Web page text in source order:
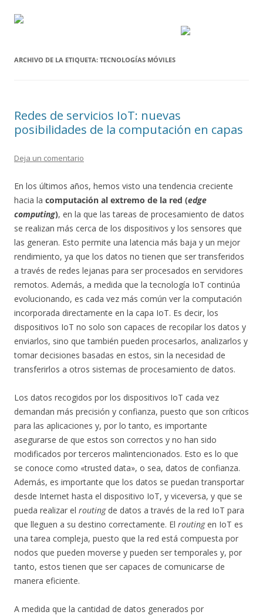
ARCHIVO DE LA ETIQUETA: TECNOLOGÍAS MÓVILES
Redes de servicios IoT: nuevas
posibilidades de la computación en capas
Deja un comentario
En los últimos años, hemos visto una tendencia creciente
hacia la computación al extremo de la red (edge
computing), en la que las tareas de procesamiento de datos
se realizan más cerca de los dispositivos y los sensores que
las generan. Esto permite una latencia más baja y un mejor
rendimiento, ya que los datos no tienen que ser transferidos
a través de redes lejanas para ser procesados en servidores
remotos. Además, a medida que la tecnología IoT continúa
evolucionando, es cada vez más común ver la computación
incorporada directamente en la capa IoT. Es decir, los
dispositivos IoT no solo son capaces de recopilar los datos y
enviarlos, sino que también pueden procesarlos, analizarlos y
tomar decisiones basadas en estos, sin la necesidad de
transferirlos a otros sistemas de procesamiento de datos.
Los datos recogidos por los dispositivos IoT cada vez
demandan más precisión y confianza, puesto que son críticos
para las aplicaciones y, por lo tanto, es importante
asegurarse de que estos son correctos y no han sido
modificados por terceros malintencionados. Esto es lo que
se conoce como «trusted data», o sea, datos de confianza.
Además, es importante que los datos se puedan transportar
desde Internet hasta el dispositivo IoT, y viceversa, y que se
pueda realizar el routingde datos a través de la red IoT para
que lleguen a su destino correctamente. El routingen IoT es
una tarea compleja, puesto que la red está compuesta por
nodos que pueden moverse y pueden ser temporales y, por
tanto, estos tienen que ser capaces de comunicarse de
manera eficiente.
A medida que la cantidad de datos generados por